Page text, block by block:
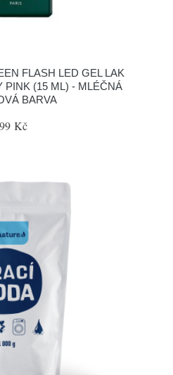
FLASH LED GEL LAK
PINK (15 ML) - MLÉČNÁ
BARVA
Kč